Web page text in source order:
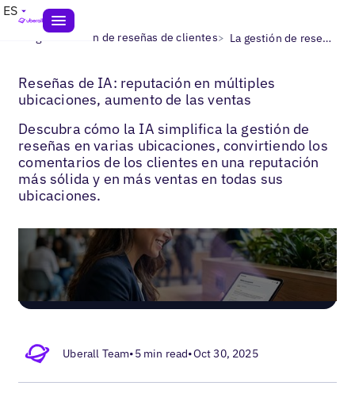
ES
Blogs> Gestión de reseñas de clientes> La gestión de reseñas con IA
Reseñas de IA: reputación en múltiples
ubicaciones, aumento de las ventas
Descubra cómo la IA simplifica la gestión de
reseñas en varias ubicaciones, convirtiendo los
comentarios de los clientes en una reputación
más sólida y en más ventas en todas sus
ubicaciones.
Uberall Team•5 min read•Oct 30, 2025